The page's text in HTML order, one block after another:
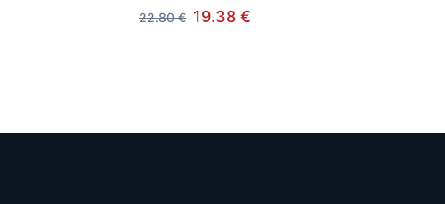
22.80 € 19.38 €